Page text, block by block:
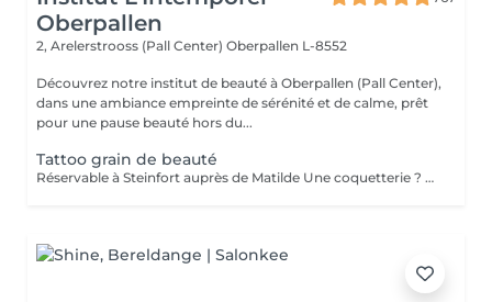
Oberpallen
2, Arelerstrooss (Pall Center) Oberpallen L-8552
Découvrez notre institut de beauté à Oberpallen (Pall Center),
dans une ambiance empreinte de sérénité et de calme, prêt
pour une pause beauté hors du...
Tattoo grain de beauté
Réservable à Steinfort auprès de Matilde Une coquetterie ? Accentuer un grain de beauté déjà existant ? Une jolie mouche à la Maryline Monroe ? Au choix... Sans douleur, pas de retouche nécessaire ( mais comprise si besoin ), longue durée dans le temps ( jusqu'à 18 mois )